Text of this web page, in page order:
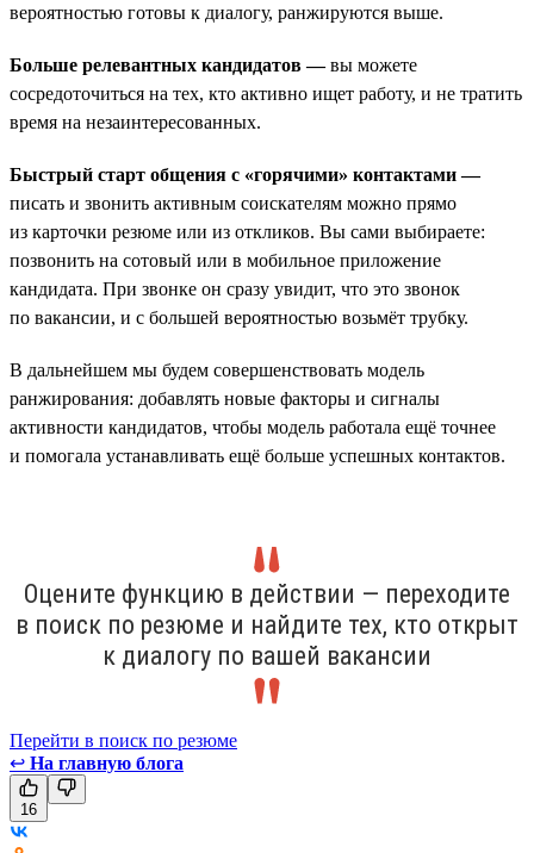
вероятностью готовы к диалогу, ранжируются выше.
Больше релевантных кандидатов —вы можете
сосредоточиться на тех, кто активно ищет работу, и не тратить
время на незаинтересованных.
Быстрый старт общения с «горячими» контактами —
писать и звонить активным соискателям можно прямо
из карточки резюме или из откликов. Вы сами выбираете:
позвонить на сотовый или в мобильное приложение
кандидата. При звонке он сразу увидит, что это звонок
по вакансии, и с большей вероятностью возьмёт трубку.
В дальнейшем мы будем совершенствовать модель
ранжирования: добавлять новые факторы и сигналы
активности кандидатов, чтобы модель работала ещё точнее
и помогала устанавливать ещё больше успешных контактов.
Оцените функцию в действии — переходите
в поиск по резюме и найдите тех, кто открыт
к диалогу по вашей вакансии
Перейти в поиск по резюме
↩ На главную блога
16